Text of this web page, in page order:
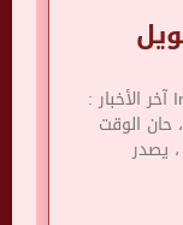
Instagram Twitter Snapchat Youtube آخر الأخبار :
الوقت
يصدر